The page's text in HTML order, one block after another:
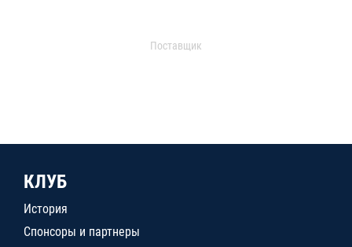
Поставщик
КЛУБ
История
Спонсоры и партнеры